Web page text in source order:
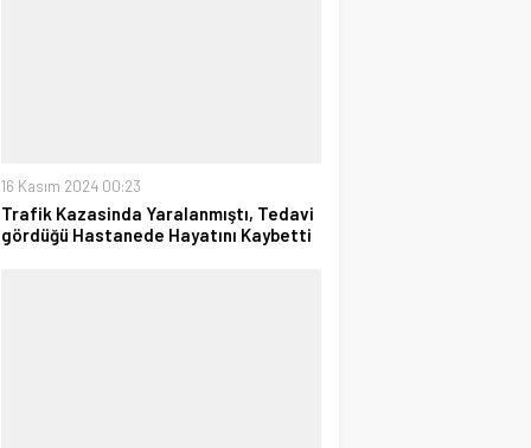
16 Kasım 2024 00:23
Trafik Kazasinda Yaralanmıştı, Tedavi
gördüğü Hastanede Hayatını Kaybetti